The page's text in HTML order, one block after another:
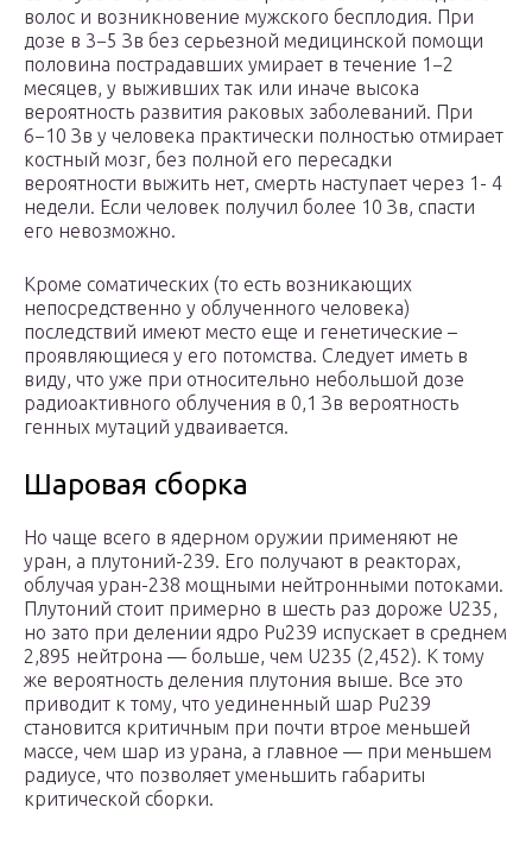
волос и возникновение мужского бесплодия. При
дозе в 3−5 Зв без серьезной медицинской помощи
половина пострадавших умирает в течение 1−2
месяцев, у выживших так или иначе высока
вероятность развития раковых заболеваний. При
6−10 Зв у человека практически полностью отмирает
костный мозг, без полной его пересадки
вероятности выжить нет, смерть наступает через 1- 4
недели. Если человек получил более 10 Зв, спасти
его невозможно.
Кроме соматических (то есть возникающих
непосредственно у облученного человека)
последствий имеют место еще и генетические –
проявляющиеся у его потомства. Следует иметь в
виду, что уже при относительно небольшой дозе
радиоактивного облучения в 0,1 Зв вероятность
генных мутаций удваивается.
Шаровая сборка
Но чаще всего в ядерном оружии применяют не
уран, а плутоний-239. Его получают в реакторах,
облучая уран-238 мощными нейтронными потоками.
Плутоний стоит примерно в шесть раз дороже U235,
но зато при делении ядро Pu239 испускает в среднем
2,895 нейтрона — больше, чем U235 (2,452). К тому
же вероятность деления плутония выше. Все это
приводит к тому, что уединенный шар Pu239
становится критичным при почти втрое меньшей
массе, чем шар из урана, а главное — при меньшем
радиусе, что позволяет уменьшить габариты
критической сборки.